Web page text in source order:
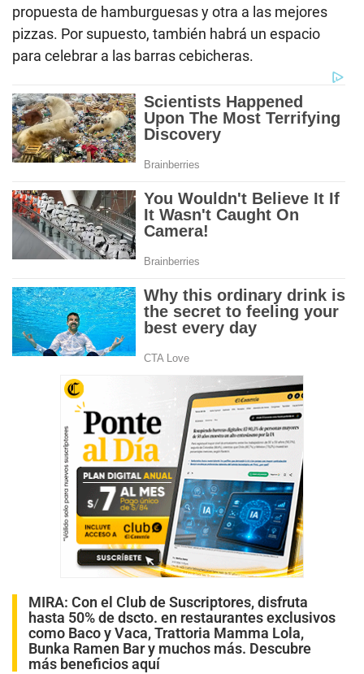
propuesta de hamburguesas y otra a las mejores
pizzas. Por supuesto, también habrá un espacio
para celebrar a las barras cebicheras.
MIRA: Con el Club de Suscriptores, disfruta
hasta 50% de dscto. en restaurantes exclusivos
como Baco y Vaca, Trattoria Mamma Lola,
Bunka Ramen Bar y muchos más. Descubre
más beneficios aquí